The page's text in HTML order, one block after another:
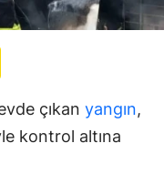
çıkan yangın,
kontrol altına